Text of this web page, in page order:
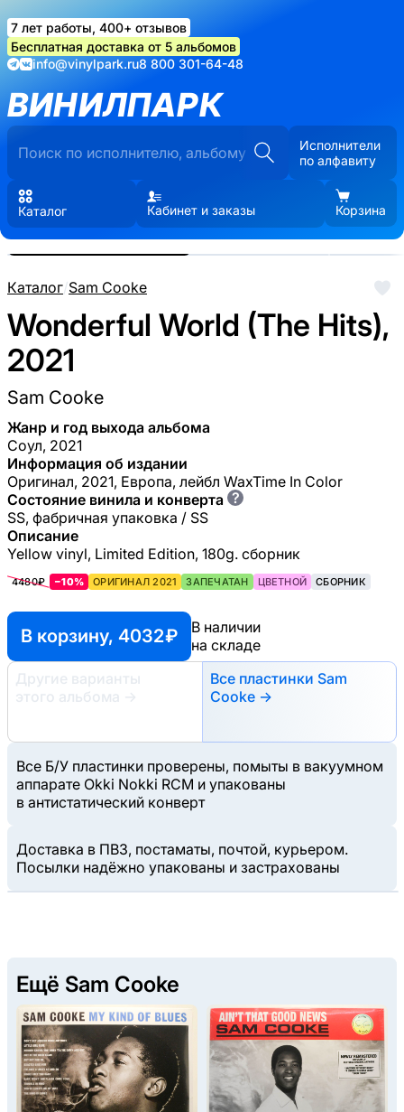
7 лет работы, 400+ отзывов
Бесплатная доставка от 5 альбомов
info@vinylpark.ru8 800 301-64-48
ВИНИЛПАРК
Исполнители
по алфавиту
Каталог Кабинет и заказы Корзина
Каталог/Sam Cooke
Wonderful World (The Hits),
2021
Sam Cooke
Жанр и год выхода альбома
Соул, 2021
Информация об издании
Оригинал, 2021, Европа, лейбл WaxTime In Color
Состояние винила и конверта ?
SS, фабричная упаковка / SS
Описание
Yellow vinyl, Limited Edition, 180g. сборник
4480₽ −10% ОРИГИНАЛ 2021 ЗАПЕЧАТАН ЦВЕТНОЙ СБОРНИК
В корзину, 4032 ₽
В наличии
на складе
Другие варианты
этого альбома
→
Все пластинки Sam
Cooke →
Все Б/У пластинки проверены, помыты в вакуумном
аппарате Okki Nokki RCM и упакованы
в антистатический конверт
Доставка в ПВЗ, постаматы, почтой, курьером.
Посылки надёжно упакованы и застрахованы
Реальные фото пластинки.
Нажмите, чтобы увеличить
Ещё Sam Cooke